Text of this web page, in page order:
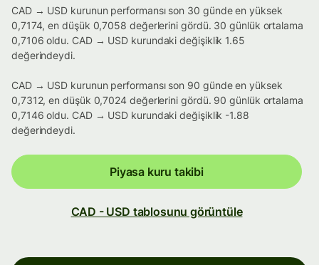
CAD → USD kurunun performansı son 30 günde en yüksek
0,7174, en düşük 0,7058 değerlerini gördü. 30 günlük ortalama
0,7106 oldu. CAD → USD kurundaki değişiklik 1.65
değerindeydi.
CAD → USD kurunun performansı son 90 günde en yüksek
0,7312, en düşük 0,7024 değerlerini gördü. 90 günlük ortalama
0,7146 oldu. CAD → USD kurundaki değişiklik -1.88
değerindeydi.
Piyasa kuru takibi
CAD - USD tablosunu görüntüle